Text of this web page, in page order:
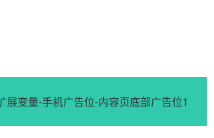
展变量-手机广告位-内容页底部广告位1